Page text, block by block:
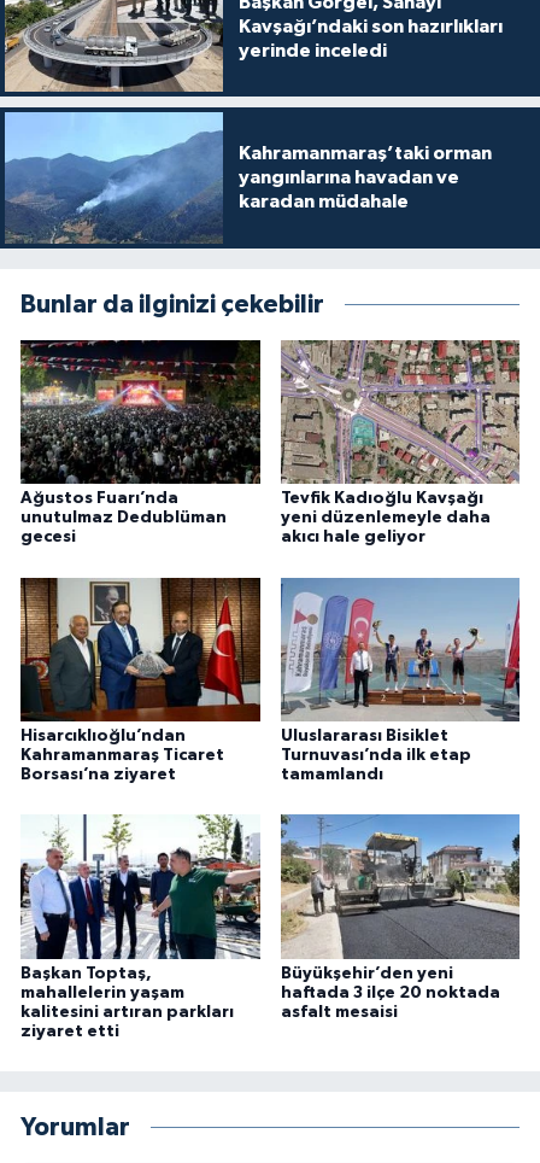
Kavşağı’ndaki son hazırlıkları
yerinde inceledi
Kahramanmaraş’taki orman
yangınlarına havadan ve
karadan müdahale
Bunlar da ilginizi çekebilir
Ağustos Fuarı’nda
unutulmaz Dedublüman
gecesi
Tevfik Kadıoğlu Kavşağı
yeni düzenlemeyle daha
akıcı hale geliyor
Hisarcıklıoğlu’ndan
Kahramanmaraş Ticaret
Borsası’na ziyaret
Uluslararası Bisiklet
Turnuvası’nda ilk etap
tamamlandı
Başkan Toptaş,
mahallelerin yaşam
kalitesini artıran parkları
ziyaret etti
Büyükşehir’den yeni
haftada 3 ilçe 20 noktada
asfalt mesaisi
Yorumlar